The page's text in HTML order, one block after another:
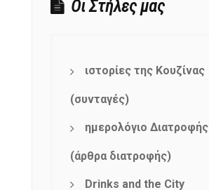
Οι Στήλες μας
ιστορίες της Κουζίνας
(συνταγές)
ημερολόγιο Διατροφής
(άρθρα διατροφής)
Drinks and the City